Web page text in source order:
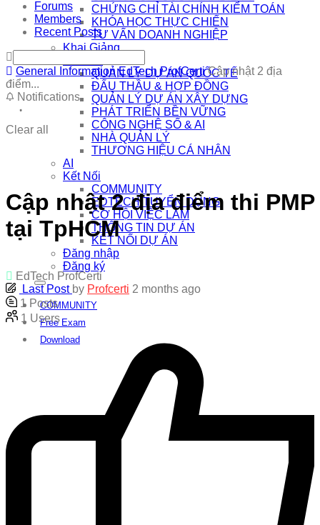
CHỨNG CHỈ TÀI CHÍNH KIỂM TOÁN
KHÓA HỌC THỰC CHIẾN
TƯ VẤN DOANH NGHIỆP
Khai Giảng
QUẢN LÝ DỰ ÁN QUỐC TẾ
ĐẤU THẦU & HỢP ĐỒNG
QUẢN LÝ DỰ ÁN XÂY DỰNG
PHÁT TRIỂN BỀN VỮNG
CÔNG NGHỆ SỐ & AI
NHÀ QUẢN LÝ
THƯƠNG HIỆU CÁ NHÂN
AI
Kết Nối
COMMUNITY
EDTECH TUYỂN DỤNG
CƠ HỘI VIỆC LÀM
THÔNG TIN DỰ ÁN
KẾT NỐI DỰ ÁN
Đăng nhập
Đăng ký
COMMUNITY
Free Exam
Download
Forums
Members
Recent Posts
General Information EdTech ProfCerti Cập nhật 2 địa
điểm...
Notifications
Clear all
Cập nhật 2 địa điểm thi PMP
tại TpHCM
EdTech ProfCerti
Last Post by Profcerti 2 months ago
1 Posts
1 Users